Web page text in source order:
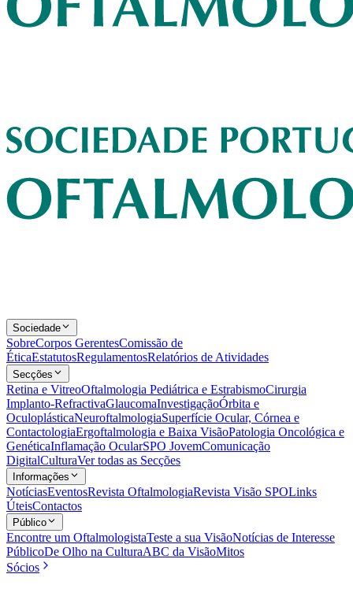
Sociedade
SobreCorpos GerentesComissão de
ÉticaEstatutosRegulamentosRelatórios de Atividades
Secções
Retina e VitreoOftalmologia Pediátrica e EstrabismoCirurgia
Implanto-RefractivaGlaucomaInvestigaçãoÓrbita e
OculoplásticaNeuroftalmologiaSuperfície Ocular, Córnea e
ContactologiaErgoftalmologia e Baixa VisãoPatologia Oncológica e
GenéticaInflamação OcularSPO JovemComunicação
DigitalCulturaVer todas as Secções
Informações
NotíciasEventosRevista OftalmologiaRevista Visão SPOLinks
ÚteisContactos
Público
Encontre um OftalmologistaTeste a sua VisãoNotícias de Interesse
PúblicoDe Olho na CulturaABC da VisãoMitos
Sócios